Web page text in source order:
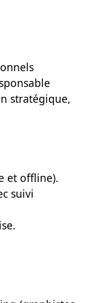
stratégique,
et offline).
suivi